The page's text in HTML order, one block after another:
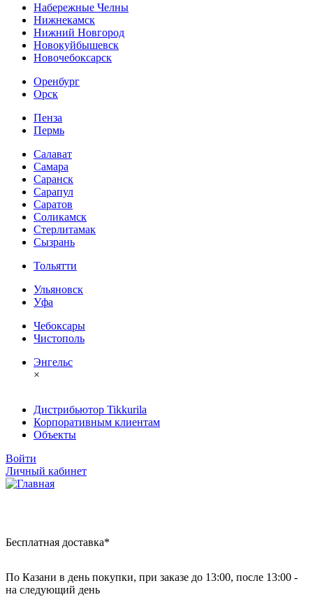
Набережные Челны
Нижнекамск
Нижний Новгород
Новокуйбышевск
Новочебоксарск
Оренбург
Орск
Пенза
Пермь
Салават
Самара
Саранск
Сарапул
Саратов
Соликамск
Стерлитамак
Сызрань
Тольятти
Ульяновск
Уфа
Чебоксары
Чистополь
Энгельс
×
Дистрибьютор Tikkurila
Корпоративным клиентам
Объекты
Войти
Личный кабинет
Бесплатная доставка*
По Казани в день покупки, при заказе до 13:00, после 13:00 -
на следующий день